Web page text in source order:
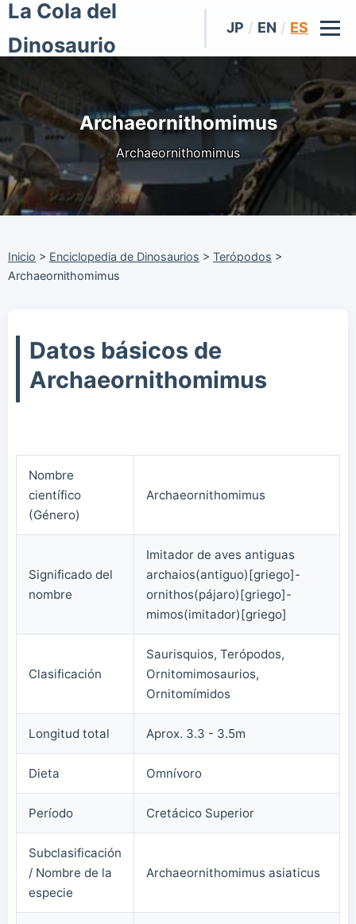
La Cola del
Dinosaurio
JP / EN / ES
Archaeornithomimus
Archaeornithomimus
Inicio > Enciclopedia de Dinosaurios > Terópodos >
Archaeornithomimus
Datos básicos de
Archaeornithomimus
Nombre
científico
(Género)
Archaeornithomimus
Significado del
nombre
Imitador de aves antiguas
archaios(antiguo)[griego]-
ornithos(pájaro)[griego]-
mimos(imitador)[griego]
Clasificación
Saurisquios, Terópodos,
Ornitomimosaurios,
Ornitomímidos
Longitud total Aprox. 3.3 - 3.5m
Dieta Omnívoro
Período Cretácico Superior
Subclasificación
/ Nombre de la
especie
Archaeornithomimus asiaticus